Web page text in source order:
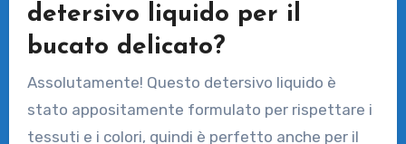
detersivo liquido per il
bucato delicato?
Assolutamente! Questo detersivo liquido è
stato appositamente formulato per rispettare i
tessuti e i colori, quindi è perfetto anche per il